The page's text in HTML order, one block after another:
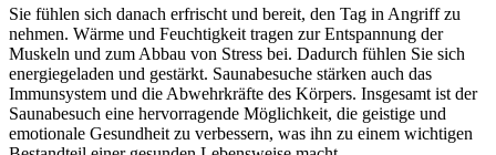
Sie fühlen sich danach erfrischt und bereit, den Tag in Angriff zu
nehmen. Wärme und Feuchtigkeit tragen zur Entspannung der
Muskeln und zum Abbau von Stress bei. Dadurch fühlen Sie sich
energiegeladen und gestärkt. Saunabesuche stärken auch das
Immunsystem und die Abwehrkräfte des Körpers. Insgesamt ist der
Saunabesuch eine hervorragende Möglichkeit, die geistige und
emotionale Gesundheit zu verbessern, was ihn zu einem wichtigen